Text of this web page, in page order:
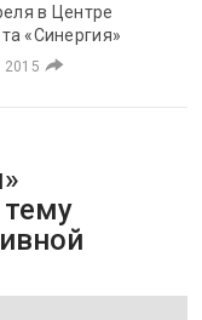
в Центре
«Синергия»
2015
тему